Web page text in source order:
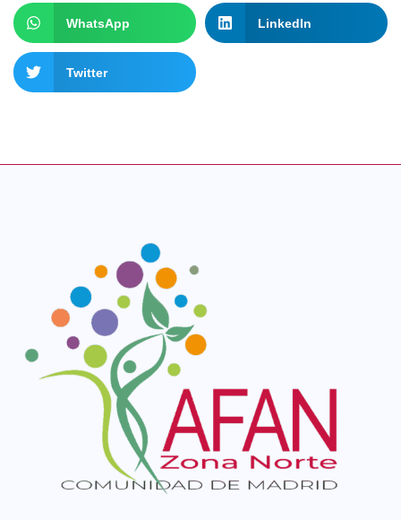
WhatsApp LinkedIn
Twitter